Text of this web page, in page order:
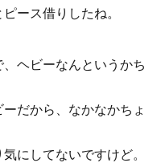
ース借りしたね。
ヘビーなんというかち
だから、なかなかちょ
にしてないですけど。